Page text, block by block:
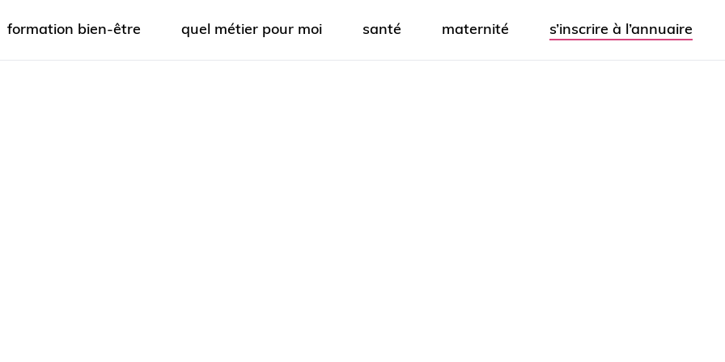
formation bien-être quel métier pour moi santé maternité s’inscrire à l’annuaire